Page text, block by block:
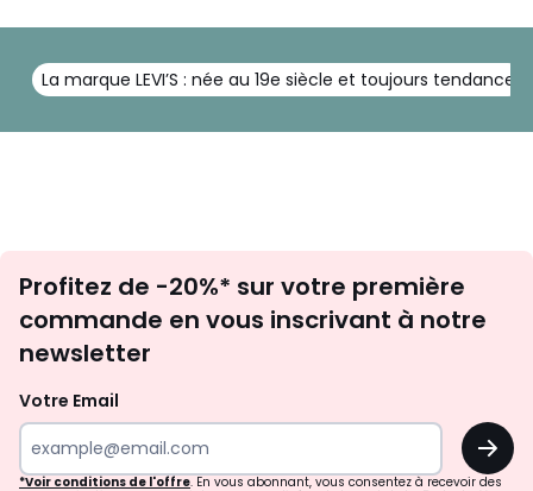
La marque LEVI’S : née au 19e siècle et toujours tendance
newsletter
Profitez de -20%* sur votre première
commande en vous inscrivant à notre
newsletter
Votre Email
OK
*Voir conditions de l'offre. En vous abonnant, vous consentez à recevoir des